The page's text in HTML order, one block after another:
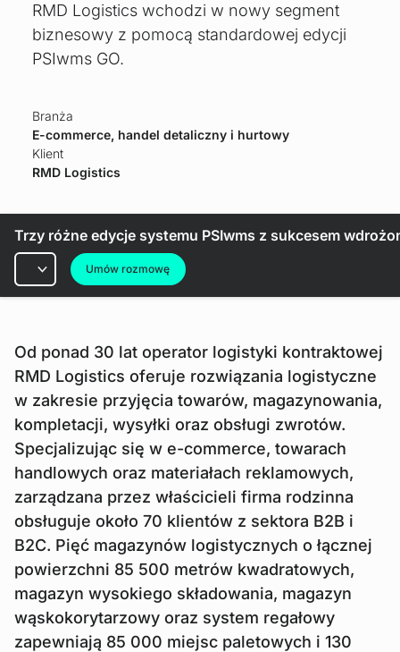
RMD Logistics wchodzi w nowy segment
biznesowy z pomocą standardowej edycji
PSIwms GO.
Branża
E-commerce, handel detaliczny i hurtowy
Klient
RMD Logistics
Trzy różne edycje systemu PSIwms z sukcesem
Rubryki
Umów rozmowę
Od ponad 30 lat operator logistyki kontraktowej
RMD Logistics oferuje rozwiązania logistyczne
w zakresie przyjęcia towarów, magazynowania,
kompletacji, wysyłki oraz obsługi zwrotów.
Specjalizując się w e-commerce, towarach
handlowych oraz materiałach reklamowych,
zarządzana przez właścicieli firma rodzinna
obsługuje około 70 klientów z sektora B2B i
B2C. Pięć magazynów logistycznych o łącznej
powierzchni 85 500 metrów kwadratowych,
magazyn wysokiego składowania, magazyn
wąskokorytarzowy oraz system regałowy
zapewniają 85 000 miejsc paletowych i 130